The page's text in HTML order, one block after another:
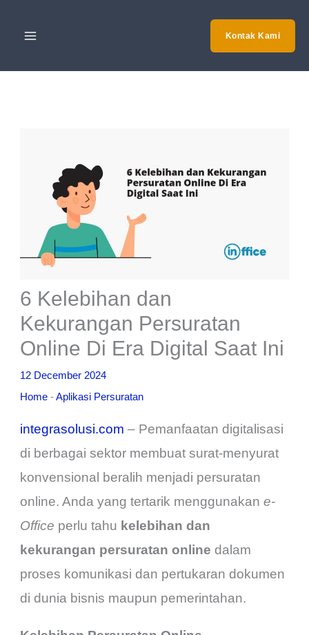
Kontak Kami
6 Kelebihan dan
Kekurangan Persuratan
Online Di Era Digital Saat Ini
12 December 2024
Home -Aplikasi Persuratan
integrasolusi.com – Pemanfaatan digitalisasi
di berbagai sektor membuat surat-menyurat
konvensional beralih menjadi persuratan
online. Anda yang tertarik menggunakane-
Office perlu tahu kelebihan dan
kekurangan persuratan online dalam
proses komunikasi dan pertukaran dokumen
di dunia bisnis maupun pemerintahan.